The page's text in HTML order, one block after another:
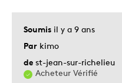
Soumis il y a 9 ans
Par kimo
de st-jean-sur-richelieu
Acheteur Vérifié